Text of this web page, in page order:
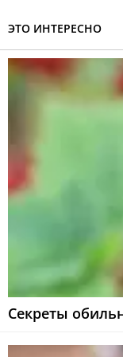
ЭТО ИНТЕРЕСНО
Секреты